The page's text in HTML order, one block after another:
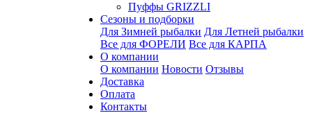
Пуффы GRIZZLI
Сезоны и подборки
Для Зимней рыбалки Для Летней рыбалки
Все для ФОРЕЛИ Все для КАРПА
О компании
О компании Новости Отзывы
Доставка
Оплата
Контакты